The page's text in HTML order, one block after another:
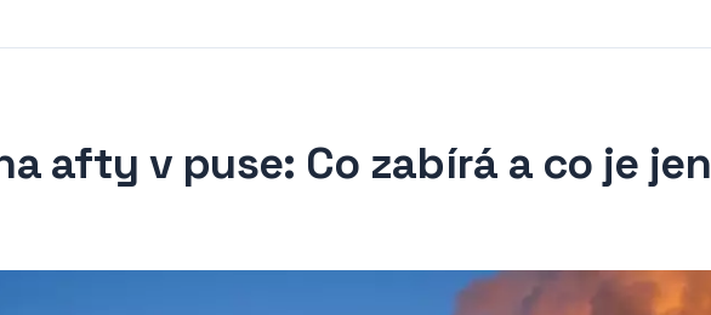
afty v puse: Co zabírá a co je jen